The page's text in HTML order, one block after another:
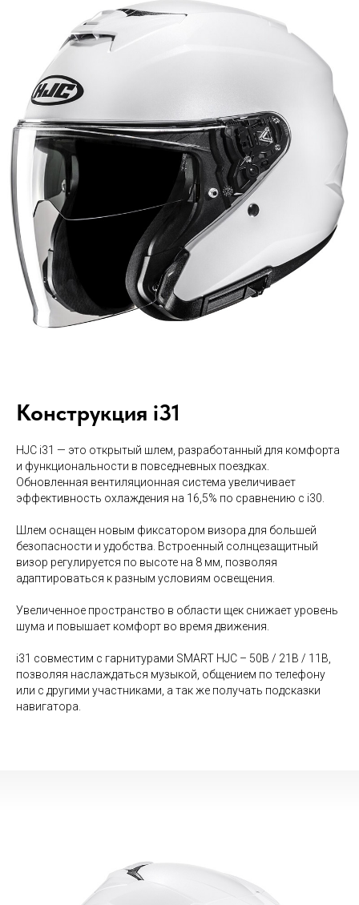
Конструкция i31
HJC i31 — это открытый шлем, разработанный для комфорта
и функциональности в повседневных поездках.
Обновленная вентиляционная система увеличивает
эффективность охлаждения на 16,5% по сравнению с i30.
Шлем оснащен новым фиксатором визора для большей
безопасности и удобства. Встроенный солнцезащитный
визор регулируется по высоте на 8 мм, позволяя
адаптироваться к разным условиям освещения.
Увеличенное пространство в области щек снижает уровень
шума и повышает комфорт во время движения.
i31 совместим с гарнитурами SMART HJC – 50B / 21B / 11B,
позволяя наслаждаться музыкой, общением по телефону
или с другими участниками, а так же получать подсказки
навигатора.